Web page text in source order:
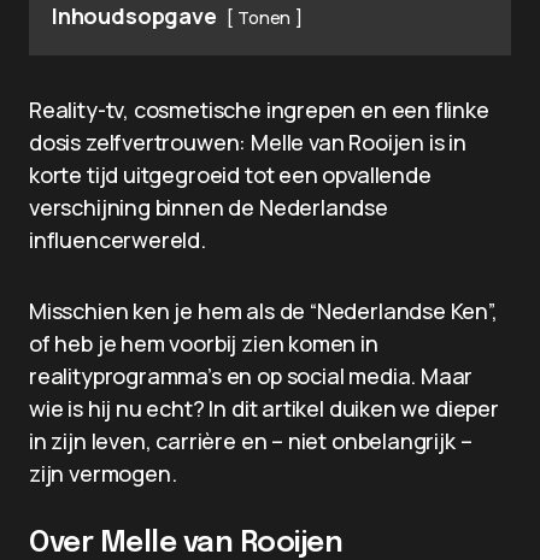
Inhoudsopgave Tonen
Reality-tv, cosmetische ingrepen en een flinke
dosis zelfvertrouwen: Melle van Rooijen is in
korte tijd uitgegroeid tot een opvallende
verschijning binnen de Nederlandse
influencerwereld.
Misschien ken je hem als de “Nederlandse Ken”,
of heb je hem voorbij zien komen in
realityprogramma’s en op social media. Maar
wie is hij nu echt? In dit artikel duiken we dieper
in zijn leven, carrière en – niet onbelangrijk –
zijn vermogen.
Over Melle van Rooijen